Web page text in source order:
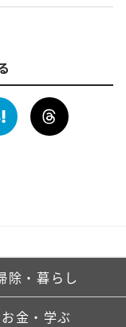
除・暮らし
お金・学ぶ